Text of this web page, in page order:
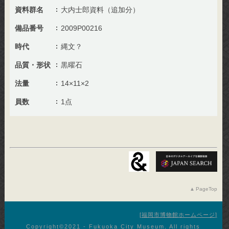
資料群名 大内士郎資料（追加分）
備品番号 2009P00216
時代 縄文？
品質・形状 黒曜石
法量 14×11×2
員数 1点
PageTop
福岡市博物館ホームページ
Copyright©︎2021 - Fukuoka City Museum. All rights